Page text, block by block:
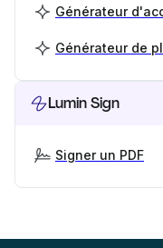
Générateur
Générateur de
Lumin Sign
Signer un PDF